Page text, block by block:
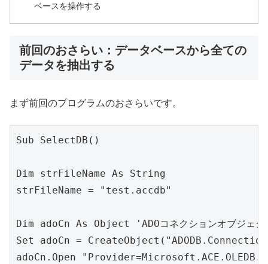
ベースを操作する
前回のおさらい：データベースから全ての
データを抽出する
まず前回のプログラムのおさらいです。
Sub SelectDB()
Dim strFileName As String
strFileName = "test.accdb"
Dim adoCn As Object 'ADOコネクションオブジェク
Set adoCn = CreateObject("ADODB.Connection")
adoCn.Open